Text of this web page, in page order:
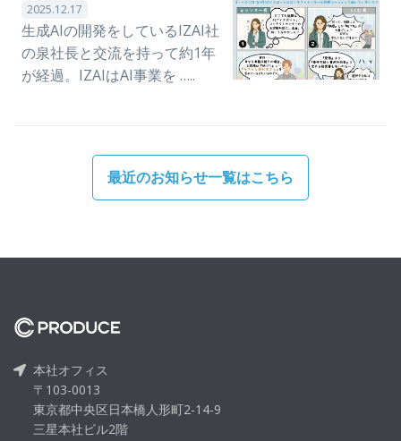
2025.12.17
生成AIの開発をしているIZAI社
の泉社長と交流を持って約1年
が経過。IZAIはAI事業を …..
最近のお知らせ一覧はこちら
本社オフィス
〒103-0013
東京都中央区日本橋人形町2-14-9
三星本社ビル2階